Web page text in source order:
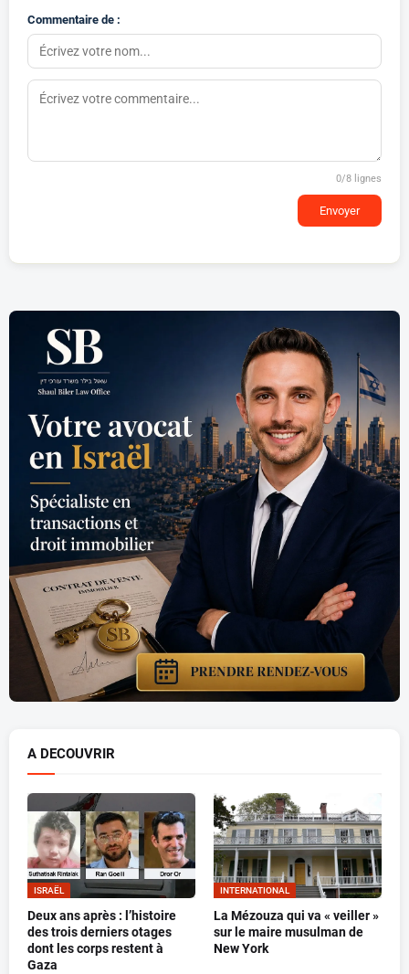
Commentaire de :
0/8 lignes
Envoyer
A DECOUVRIR
ISRAËL
Deux ans après : l’histoire
des trois derniers otages
dont les corps restent à
Gaza
INTERNATIONAL
La Mézouza qui va « veiller »
sur le maire musulman de
New York